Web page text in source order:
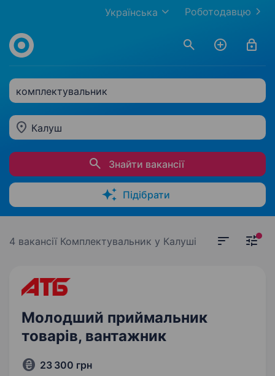
Роботодавцю
Українська
комплектувальник
Калуш
Знайти вакансії
Підібрати
4 вакансії Комплектувальник у Калуші
Молодший приймальник
товарів, вантажник
23 300 грн